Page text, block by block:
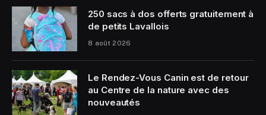
250 sacs à dos offerts gratuitement à
de petits Lavallois
8 août 2026
Le Rendez-Vous Canin est de retour
au Centre de la nature avec des
nouveautés